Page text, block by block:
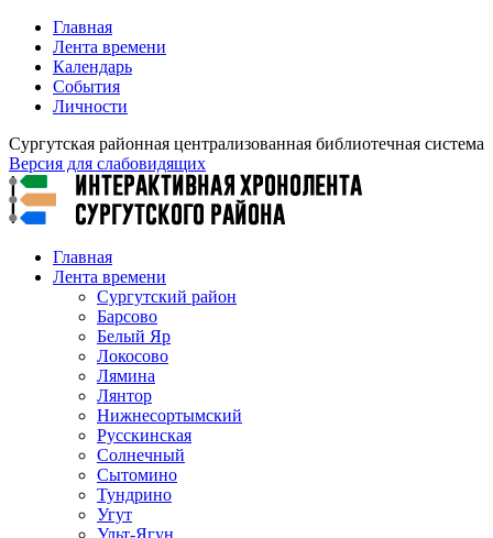
Главная
Лента времени
Календарь
События
Личности
Сургутская районная централизованная библиотечная система
Версия для слабовидящих
Главная
Лента времени
Сургутский район
Барсово
Белый Яр
Локосово
Лямина
Лянтор
Нижнесортымский
Русскинская
Солнечный
Сытомино
Тундрино
Угут
Ульт-Ягун